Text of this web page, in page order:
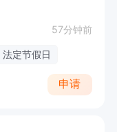
57分钟前
法定节假日
申请